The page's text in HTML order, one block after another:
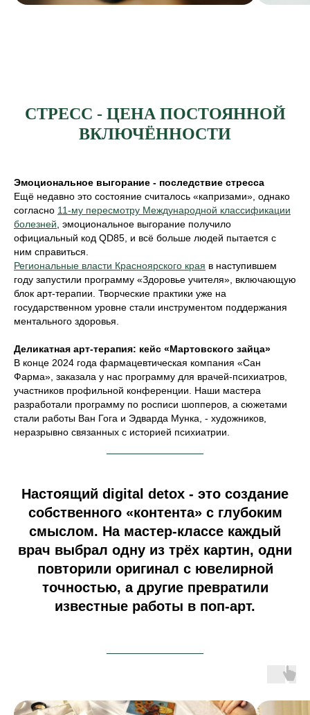
СТРЕСС - ЦЕНА ПОСТОЯННОЙ
ВКЛЮЧЁННОСТИ
Эмоциональное выгорание - последствие стресса
Ещё недавно это состояние считалось «капризами», однако
согласно 11-му пересмотру Международной классификации
болезней , эмоциональное выгорание получило
официальный код QD85, и всё больше людей пытается с
ним справиться.
Региональные власти Красноярского края в наступившем
году запустили программу «Здоровье учителя», включающую
блок арт-терапии. Творческие практики уже на
государственном уровне стали инструментом поддержания
ментального здоровья.
Деликатная арт-терапия: кейс «Мартовского зайца»
В конце 2024 года фармацевтическая компания «Сан
Фарма», заказала у нас программу для врачей-психиатров,
участников профильной конференции. Наши мастера
разработали программу по росписи шопперов, а сюжетами
стали работы Ван Гога и Эдварда Мунка, - художников,
неразрывно связанных с историей психиатрии.
Настоящий digital detox - это создание
собственного «контента» с глубоким
смыслом. На мастер-классе каждый
врач выбрал одну из трёх картин, одни
повторили оригинал с ювелирной
точностью, а другие превратили
известные работы в поп-арт.